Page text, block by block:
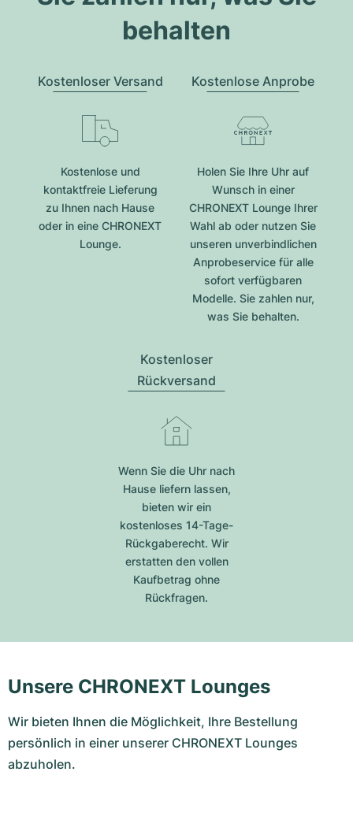
behalten
Kostenloser Versand
Kostenlose und
kontaktfreie Lieferung
zu Ihnen nach Hause
oder in eine CHRONEXT
Lounge.
Kostenlose Anprobe
Holen Sie Ihre Uhr auf
Wunsch in einer
CHRONEXT Lounge Ihrer
Wahl ab oder nutzen Sie
unseren unverbindlichen
Anprobeservice für alle
sofort verfügbaren
Modelle. Sie zahlen nur,
was Sie behalten.
Kostenloser
Rückversand
Wenn Sie die Uhr nach
Hause liefern lassen,
bieten wir ein
kostenloses 14-Tage-
Rückgaberecht. Wir
erstatten den vollen
Kaufbetrag ohne
Rückfragen.
Unsere CHRONEXT Lounges
Wir bieten Ihnen die Möglichkeit, Ihre Bestellung
persönlich in einer unserer CHRONEXT Lounges
abzuholen.